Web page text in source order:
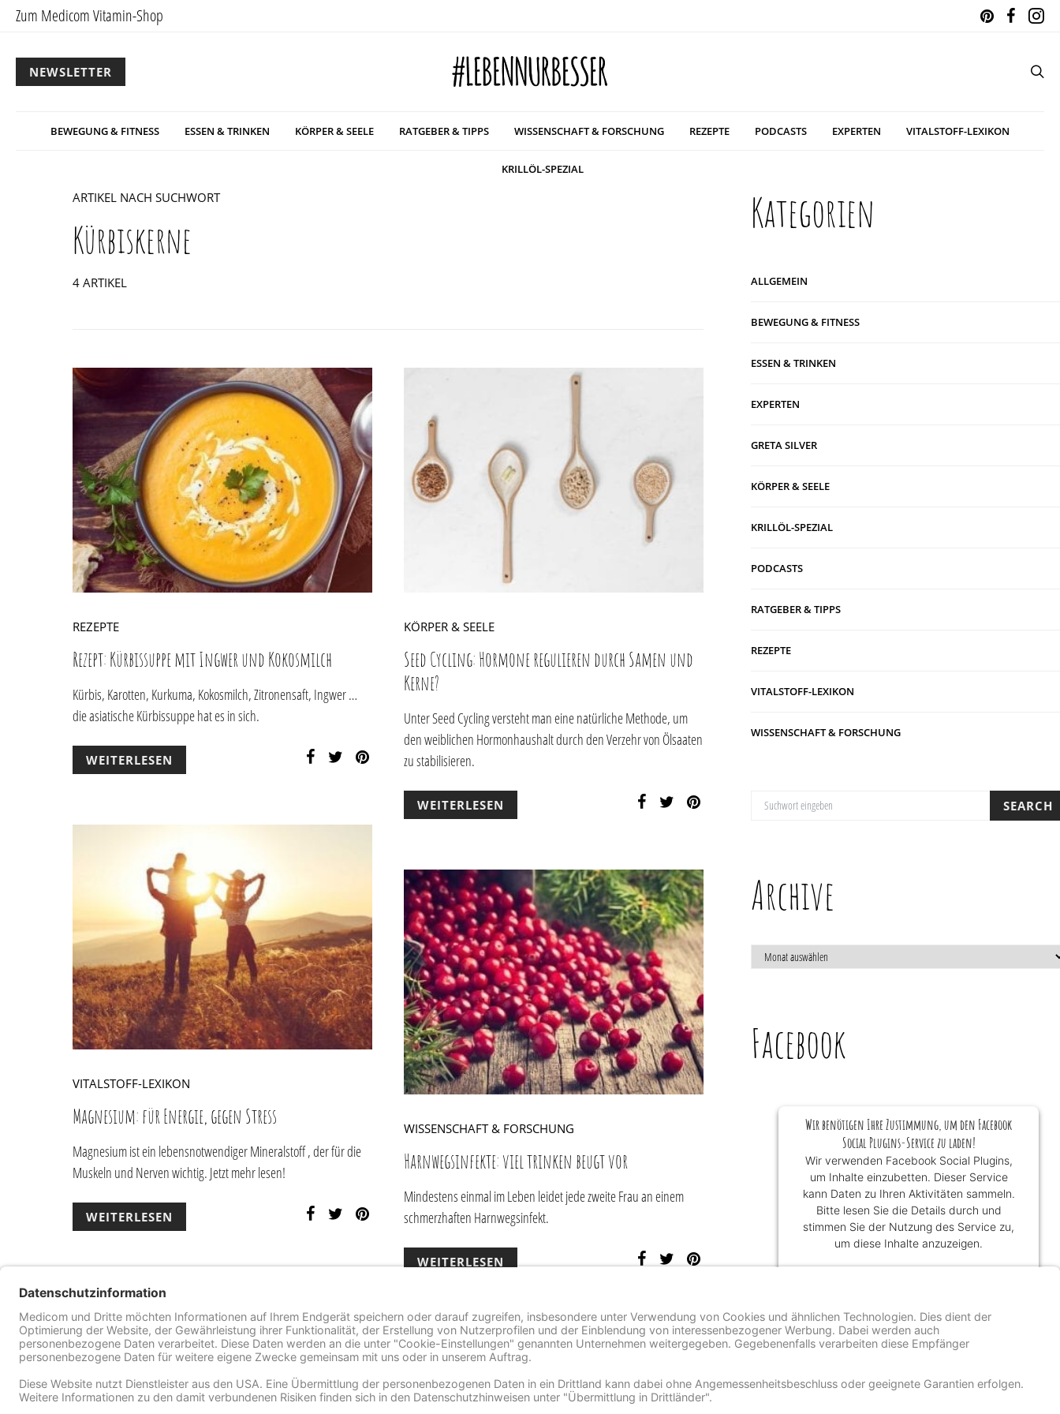
Zum Medicom Vitamin-Shop
NEWSLETTER
BEWEGUNG & FITNESS ESSEN & TRINKEN KÖRPER & SEELE RATGEBER & TIPPS WISSENSCHAFT & FORSCHUNG REZEPTE PODCASTS EXPERTEN VITALSTOFF-LEXIKON
KRILLÖL-SPEZIAL
ARTIKEL NACH SUCHWORT
Kürbiskerne
4 ARTIKEL
REZEPTE
Rezept: Kürbissuppe mit Ingwer und Kokosmilch
Kürbis, Karotten, Kurkuma, Kokosmilch, Zitronensaft, Ingwer …
die asiatische Kürbissuppe hat es in sich.
WEITERLESEN
VITALSTOFF-LEXIKON
Magnesium: für Energie, gegen Stress
Magnesium ist ein lebensnotwendiger Mineralstoff , der für die
Muskeln und Nerven wichtig. Jetzt mehr lesen!
WEITERLESEN
KÖRPER & SEELE
Seed Cycling: Hormone regulieren durch Samen und
Kerne?
Unter Seed Cycling versteht man eine natürliche Methode, um
den weiblichen Hormonhaushalt durch den Verzehr von Ölsaaten
zu stabilisieren.
WEITERLESEN
WISSENSCHAFT & FORSCHUNG
Harnwegsinfekte: viel trinken beugt vor
Mindestens einmal im Leben leidet jede zweite Frau an einem
schmerzhaften Harnwegsinfekt.
WEITERLESEN
Kategorien
ALLGEMEIN
BEWEGUNG & FITNESS
ESSEN & TRINKEN
EXPERTEN
GRETA SILVER
KÖRPER & SEELE
KRILLÖL-SPEZIAL
PODCASTS
RATGEBER & TIPPS
REZEPTE
VITALSTOFF-LEXIKON
WISSENSCHAFT & FORSCHUNG
SUCHE NACH: SEARCH
Archive
ARCHIVE
Facebook
Wir benötigen Ihre Zustimmung, um den Facebook
Social Plugins-Service zu laden!
Wir verwenden Facebook Social Plugins,
um Inhalte einzubetten. Dieser Service
kann Daten zu Ihren Aktivitäten sammeln.
Bitte lesen Sie die Details durch und
stimmen Sie der Nutzung des Service zu,
um diese Inhalte anzuzeigen.
Akzeptieren
Usercentrics Consent